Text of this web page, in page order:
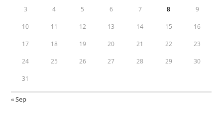
3 4 5 6 7 8 9
10 11 12 13 14 15 16
17 18 19 20 21 22 23
24 25 26 27 28 29 30
31
« Sep